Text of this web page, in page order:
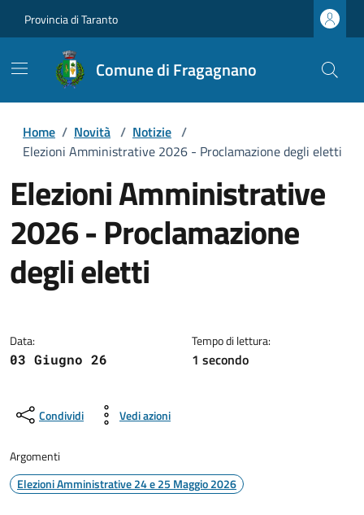
Provincia di Taranto
Comune di Fragagnano
Home / Novità / Notizie /
Elezioni Amministrative 2026 - Proclamazione degli eletti
Elezioni Amministrative
2026 - Proclamazione
degli eletti
Data:
03 Giugno 26
Tempo di lettura:
1 secondo
Condividi Vedi azioni
Argomenti
Elezioni Amministrative 24 e 25 Maggio 2026